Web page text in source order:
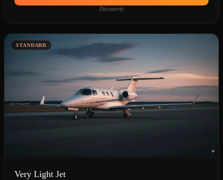
Découvrir
STANDARD
Very Light Jet